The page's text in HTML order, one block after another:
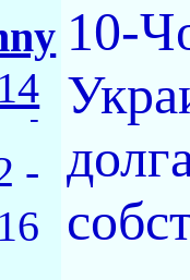
14
-
-
10-